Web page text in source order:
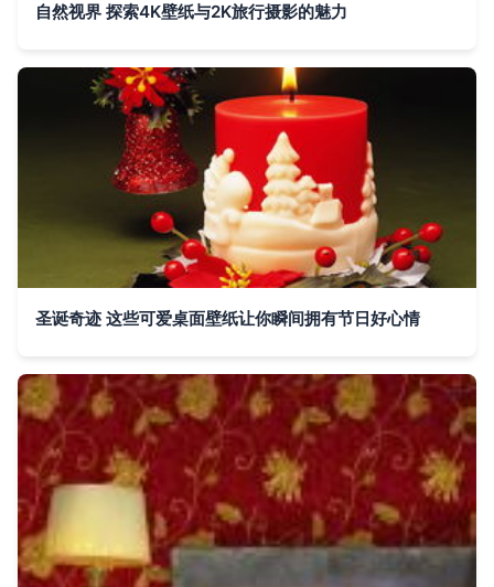
自然视界 探索4K壁纸与2K旅行摄影的魅力
圣诞奇迹 这些可爱桌面壁纸让你瞬间拥有节日好心情